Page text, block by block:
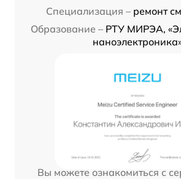
Специализация – ремонт
Образование – РТУ МИРЭА,
Вы можете ознакомиться с